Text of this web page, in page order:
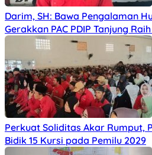
Darim, SH: Bawa Pengalaman
Gerakkan PAC PDIP Tanjung
Perkuat Soliditas Akar Rumput,
Bidik 15 Kursi pada Pemilu 2029